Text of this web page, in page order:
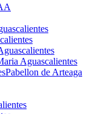
Aguascalientes
Pabellon de Arteaga